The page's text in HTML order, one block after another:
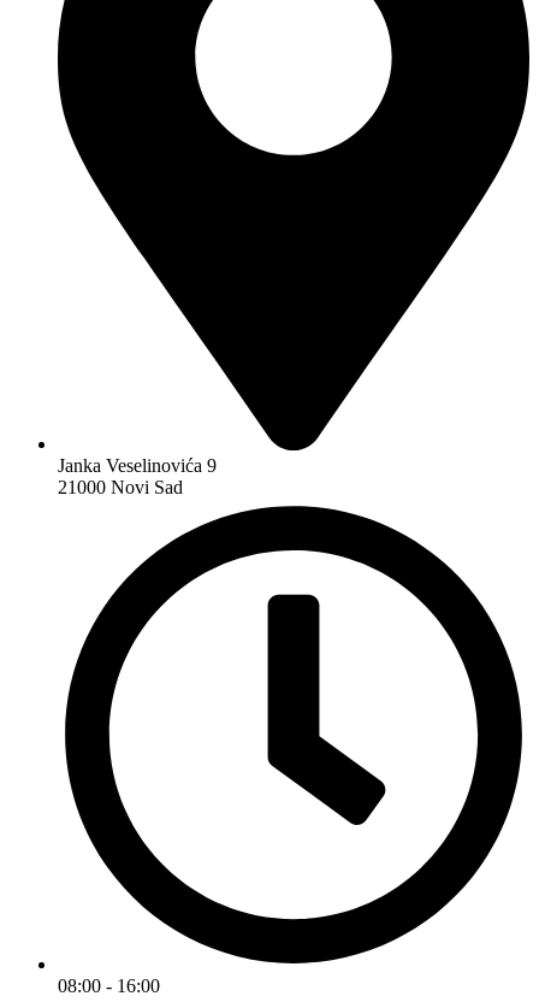
Janka Veselinovića 9
21000 Novi Sad
08:00 - 16:00